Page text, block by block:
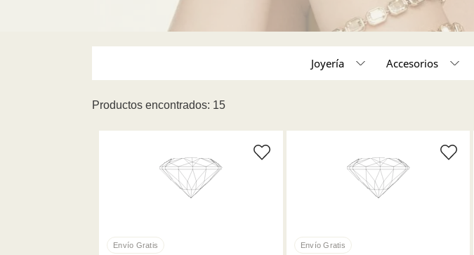
Joyería
Collares y Colgantes
Joyería
Accesorios
Productos encontrados: 15